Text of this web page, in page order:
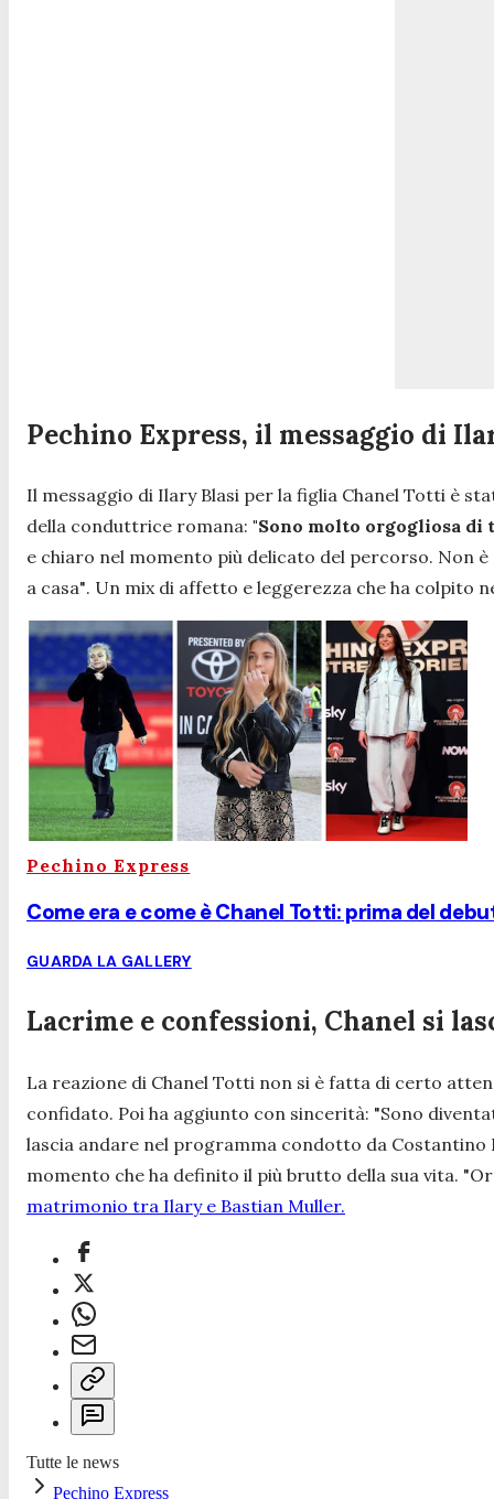
Pechino Express, il messaggio di
Il messaggio di Ilary Blasi per la figlia Chanel Totti è
della conduttrice romana: "Sono molto orgogliosa di
e chiaro nel momento più delicato del percorso. Non
a casa". Un mix di affetto e leggerezza che ha colpito
Pechino Express
Come era e come è Chanel Totti: prima del
GUARDA LA GALLERY
Lacrime e confessioni, Chanel si
La reazione di Chanel Totti non si è fatta di certo
confidato. Poi ha aggiunto con sincerità: "Sono
lascia andare nel programma condotto da
momento che ha definito il più brutto della sua vita.
matrimonio tra Ilary e Bastian Muller.
Tutte le news
Pechino Express